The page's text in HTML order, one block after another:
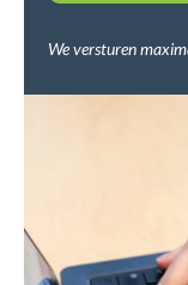
We versturen